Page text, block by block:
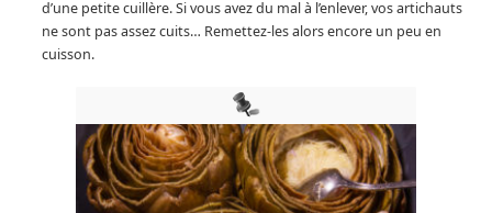
d’une petite cuillère. Si vous avez du mal à l’enlever, vos artichauts
ne sont pas assez cuits… Remettez-les alors encore un peu en
cuisson.